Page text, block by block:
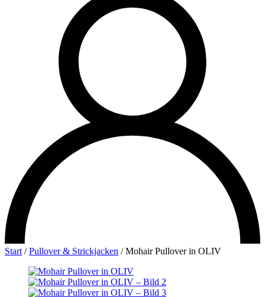
Start /Pullover & Strickjacken /Mohair Pullover in OLIV